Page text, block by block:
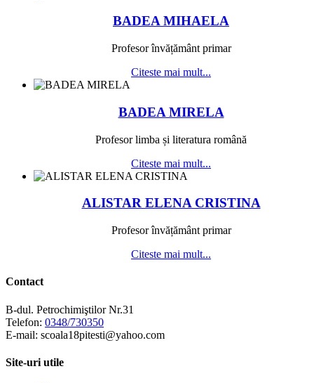
BADEA MIHAELA
Profesor învățământ primar
Citeste mai mult...
BADEA MIRELA
Profesor limba și literatura română
Citeste mai mult...
ALISTAR ELENA CRISTINA
Profesor învățământ primar
Citeste mai mult...
Contact
B-dul. Petrochimiştilor Nr.31
Telefon: 0348/730350
E-mail: scoala18pitesti@yahoo.com
Site-uri utile